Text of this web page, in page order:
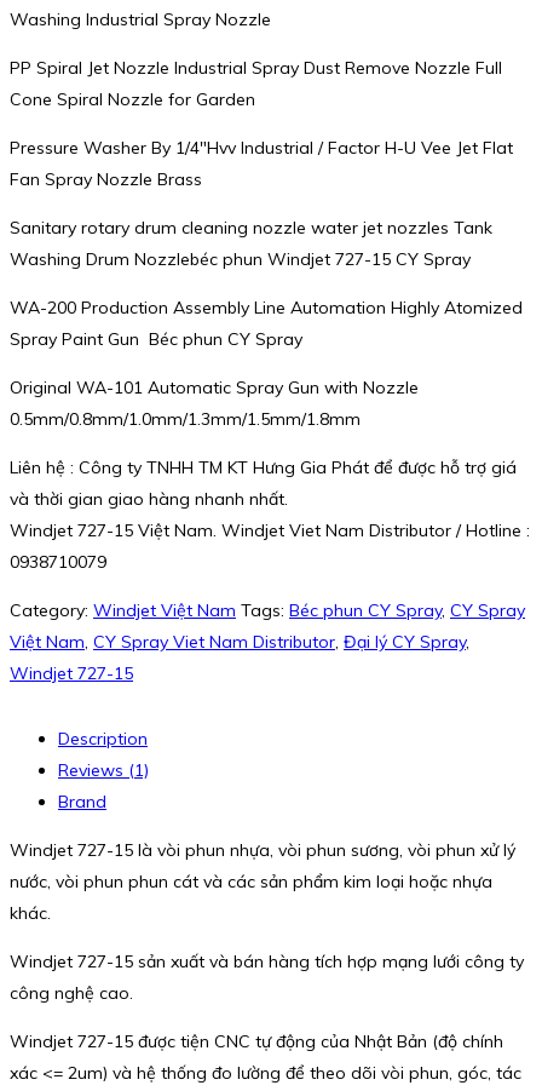
Washing Industrial Spray Nozzle
PP Spiral Jet Nozzle Industrial Spray Dust Remove Nozzle Full
Cone Spiral Nozzle for Garden
Pressure Washer By 1/4″Hvv Industrial / Factor H-U Vee Jet Flat
Fan Spray Nozzle Brass
Sanitary rotary drum cleaning nozzle water jet nozzles Tank
Washing Drum Nozzlebéc phun Windjet 727-15 CY Spray
WA-200 Production Assembly Line Automation Highly Atomized
Spray Paint Gun Béc phun CY Spray
Original WA-101 Automatic Spray Gun with Nozzle
0.5mm/0.8mm/1.0mm/1.3mm/1.5mm/1.8mm
Liên hệ : Công ty TNHH TM KT Hưng Gia Phát để được hỗ trợ giá
và thời gian giao hàng nhanh nhất.
Windjet 727-15 Việt Nam. Windjet Viet Nam Distributor / Hotline :
0938710079
Category: Windjet Việt Nam Tags: Béc phun CY Spray, CY Spray
Việt Nam, CY Spray Viet Nam Distributor, Đại lý CY Spray,
Windjet 727-15
Description
Reviews (1)
Brand
Windjet 727-15 là vòi phun nhựa, vòi phun sương, vòi phun xử lý
nước, vòi phun phun cát và các sản phẩm kim loại hoặc nhựa
khác.
Windjet 727-15 sản xuất và bán hàng tích hợp mạng lưới công ty
công nghệ cao.
Windjet 727-15 được tiện CNC tự động của Nhật Bản (độ chính
xác <= 2um) và hệ thống đo lường để theo dõi vòi phun, góc, tác